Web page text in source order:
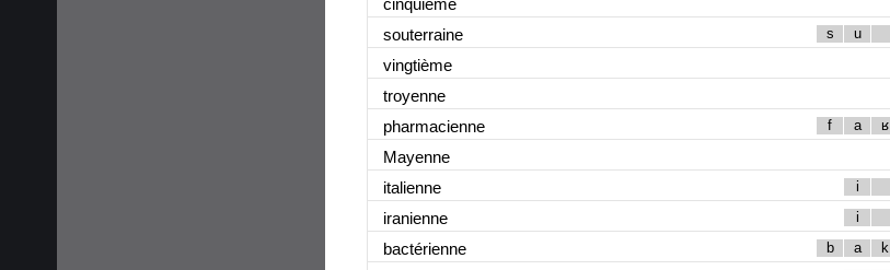
souterraine s u
vingtième
troyenne
pharmacienne f a ʁ
Mayenne
italienne i
iranienne i
bactérienne b a k